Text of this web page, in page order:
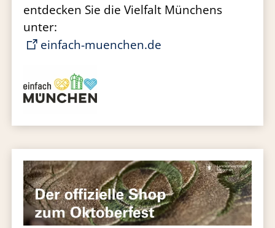
entdecken Sie die Vielfalt Münchens
unter:
einfach-muenchen.de